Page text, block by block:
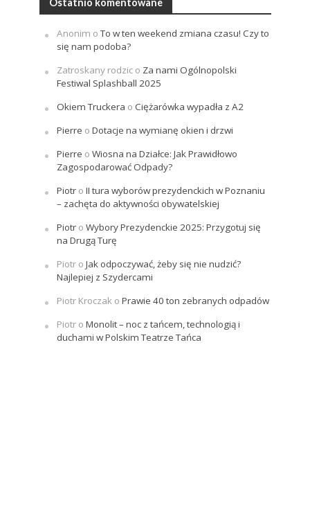
Ostatnio komentowane
Anonim oTo w ten weekend zmiana czasu! Czy to
się nam podoba?
Zatroskany rodzico Za nami Ogólnopolski
Festiwal Splashball 2025
Okiem Truckera o Ciężarówka wypadła z A2
Pierre o Dotacje na wymianę okien i drzwi
Pierre o Wiosna na Działce: Jak Prawidłowo
Zagospodarować Odpady?
Piotro II tura wyborów prezydenckich w Poznaniu
– zachęta do aktywności obywatelskiej
Piotro Wybory Prezydenckie 2025: Przygotuj się
na Drugą Turę
Piotro Jak odpoczywać, żeby się nie nudzić?
Najlepiej z Szydercami
Piotr Kroczako Prawie 40 ton zebranych odpadów
Piotro Monolit – noc z tańcem, technologią i
duchami w Polskim Teatrze Tańca